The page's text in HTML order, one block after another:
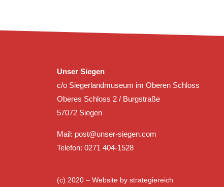
Unser Siegen
c/o Siegerlandmuseum im Oberen Schloss
Oberes Schloss 2 / Burgstraße
57072 Siegen
Mail: post@unser-siegen.com
Telefon: 0271 404-1528
(c) 2020 – Website by strategiereich